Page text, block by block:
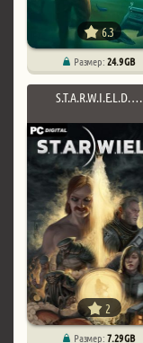
6.3
Размер:24.9 GB
S.T.A.R.W.I.E.L.D. …
2
Размер:7.29 GB